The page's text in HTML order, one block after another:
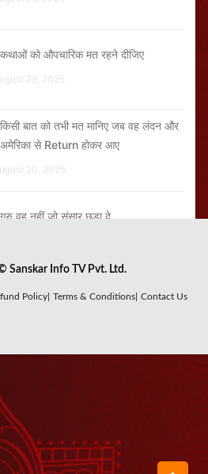
कथाओं को औपचारिक मत रहने दीजिए
29, 2025
किसी बात को तभी मत मानिए जब वह लंदन और
अमेरिका से Return होकर आए
20, 2025
गुरु वह नहीं जो संसार छुड़ा दे
रामराज्य की सिर्फ एक ही परिभाषा है
25, 2025
हो सकता है कि यहां के 4 घंटे आपके 40 साल
बचा लें
Sanskar Info TV Pvt. Ltd.
Policy| Terms & Conditions| Contact Us